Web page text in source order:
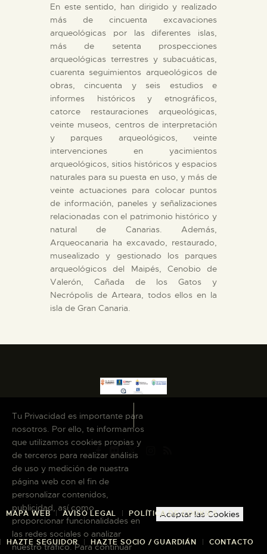
En este sentido, han dirigido y realizado
más de cincuenta excavaciones
arqueológicas por las diferentes islas,
más de setenta prospecciones
arqueológicas terrestres y subacuáticas,
cuarenta seguimientos arqueológicos de
obras, cincuenta y seis estudios e
informes históricos y etnográficos,
catorce restauraciones arqueológicas,
veinte museos, centros de interpretación
y parques arqueológicos, veinte
intervenciones en yacimientos
arqueológicos, sitios históricos y espacios
naturales para su puesta en uso, y más de
veinte actuaciones para colocar puntos
de información, paneles y señalizaciones
relacionadas con el patrimonio histórico y
natural de Canarias. Además,
Arqueocanaria ha excavado, restaurado,
musealizado y gestionado los parques
arqueológicos del Maipés, Cenobio de
Valerón, Cañada de los Gatos y
Necrópolis de Arteara, todos ellos en la
isla de Gran Canaria.
MAPA WEB AVISO LEGAL POLÍTICA DE COOKIES
HAZTE SEGUIDOR HAZTE SOCIO / GUARDIÁN CONTACTO
Tu Privacidad es importante para
nosotros. Por ello, te informamos
que utilizamos cookies propias y
de terceros para realizar análisis
de uso y medición de nuestra
página web con el fin de
personalizar contenidos,
publicidad, así como
proporcionar funcionalidades en
las redes sociales o analizar
nuestro tráfico. Para continuar
Aceptar las Cookies